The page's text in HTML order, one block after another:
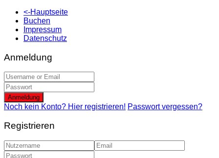
<-Hauptseite
Buchen
Impressum
Datenschutz
Anmeldung
Anmeldung
Noch kein Konto? Hier registrieren! Passwort vergessen?
Registrieren